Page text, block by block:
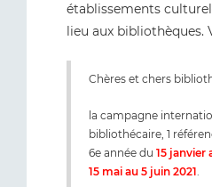
établissements
lieu aux bibliothèques.
Chères et chers
la campagne
bibliothécaire, 1
6e année du 15 janvier
15 mai au 5 juin 2021.